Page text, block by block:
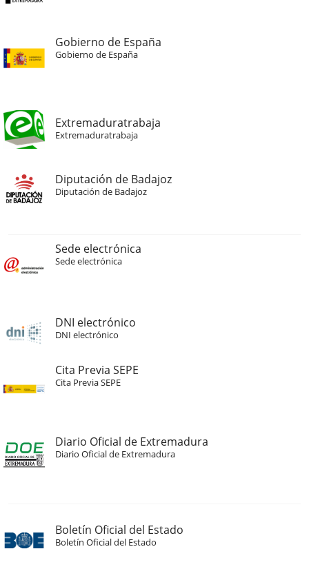
Gobierno de España
Gobierno de España
Extremaduratrabaja
Extremaduratrabaja
Diputación de Badajoz
Diputación de Badajoz
Sede electrónica
Sede electrónica
DNI electrónico
DNI electrónico
Cita Previa SEPE
Cita Previa SEPE
Diario Oficial de Extremadura
Diario Oficial de Extremadura
Boletín Oficial del Estado
Boletín Oficial del Estado